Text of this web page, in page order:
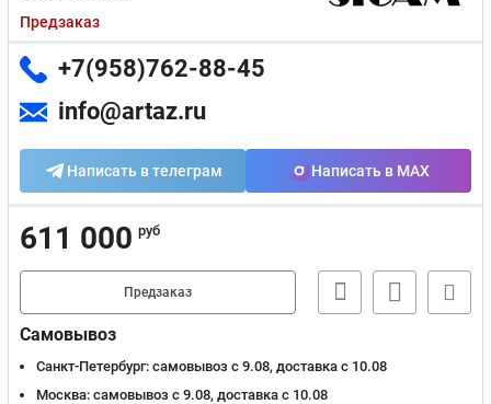
Предзаказ
+7(958)762-88-45
info@artaz.ru
Написать в телеграм Написать в MAX
611 000 руб
Предзаказ
Самовывоз
Санкт-Петербург: самовывоз с 9.08, доставка c 10.08
Москва: самовывоз с 9.08, доставка c 10.08